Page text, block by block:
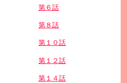
第６話
第８話
第１０話
第１２話
第１４話